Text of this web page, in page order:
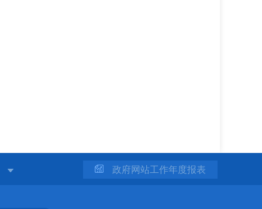
政府网站工作年度报表